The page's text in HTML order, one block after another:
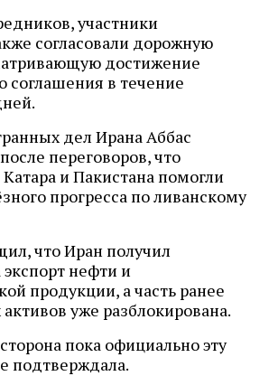
участники
согласовали дорожную
достижение
соглашения в течение
дел Ирана Аббас
переговоров, что
и Пакистана помогли
прогресса по ливанскому
что Иран получил
нефти и
продукции, а часть ранее
уже разблокирована.
пока официально эту
подтверждала.